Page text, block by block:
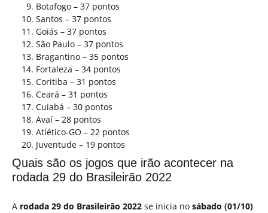
Botafogo – 37 pontos
Santos – 37 pontos
Goiás – 37 pontos
São Paulo – 37 pontos
Bragantino – 35 pontos
Fortaleza – 34 pontos
Coritiba – 31 pontos
Ceará – 31 pontos
Cuiabá – 30 pontos
Avaí – 28 pontos
Atlético-GO – 22 pontos
Juventude – 19 pontos
Quais são os jogos que irão acontecer na
rodada 29 do Brasileirão 2022
A rodada 29 do Brasileirão 2022 se inicia no sábado (01/10)